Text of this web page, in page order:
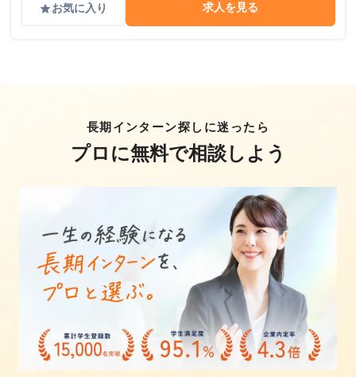
gradeお気に入り 求人を見る
長期インターン探しに迷ったら
プロに無料で相談しよう